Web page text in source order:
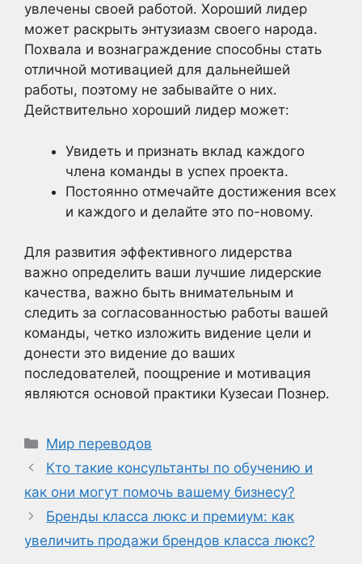
увлечены своей работой. Хороший лидер
может раскрыть энтузиазм своего народа.
Похвала и вознаграждение способны стать
отличной мотивацией для дальнейшей
работы, поэтому не забывайте о них.
Действительно хороший лидер может:
Увидеть и признать вклад каждого
члена команды в успех проекта.
Постоянно отмечайте достижения всех
и каждого и делайте это по-новому.
Для развития эффективного лидерства
важно определить ваши лучшие лидерские
качества, важно быть внимательным и
следить за согласованностью работы вашей
команды, четко изложить видение цели и
донести это видение до ваших
последователей, поощрение и мотивация
являются основой практики Кузесаи Познер.
Рубрики
Мир переводов
Кто такие консультанты по обучению и
как они могут помочь вашему бизнесу?
Бренды класса люкс и премиум: как
увеличить продажи брендов класса люкс?